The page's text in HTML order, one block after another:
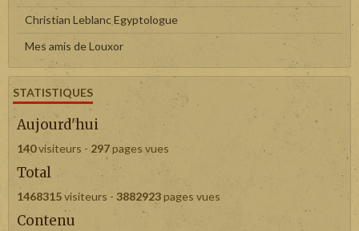
Christian Leblanc Egyptologue
Mes amis de Louxor
STATISTIQUES
Aujourd'hui
140visiteurs - 297pages vues
Total
1468315visiteurs - 3882923pages vues
Contenu